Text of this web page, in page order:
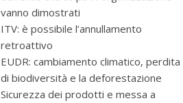
vanno dimostrati
ITV: è possibile l’annullamento
retroattivo
EUDR: cambiamento climatico, perdita
di biodiversità e la deforestazione
Sicurezza dei prodotti e messa a